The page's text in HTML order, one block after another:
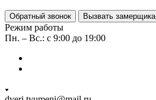
Обратный звонок Вызвать замерщика
Режим работы
Пн. – Вс.: с 9:00 до 19:00